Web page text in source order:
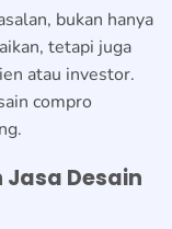
bukan hanya
tetapi juga
atau investor.
compro
Desain